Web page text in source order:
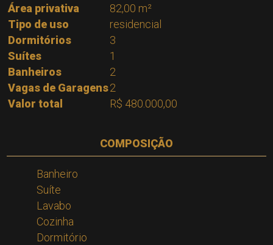
Área privativa
82,00 m²
Tipo de uso
residencial
Dormitórios
3
Suítes
1
Banheiros
2
Vagas de Garagens2
Valor total
R$ 480.000,00
COMPOSIÇÃO
Banheiro
Suíte
Lavabo
Cozinha
Dormitório